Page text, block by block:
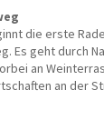
die erste
Es geht durch
an
an der